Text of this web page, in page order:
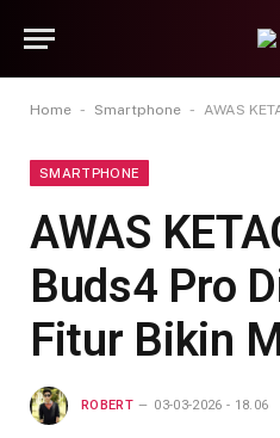
Home - Smartphone - AWAS
SMARTPHONE
AWAS
Buds4 Pro
Fitur Bikin
ROBERT 03-03-2026 - 18.06